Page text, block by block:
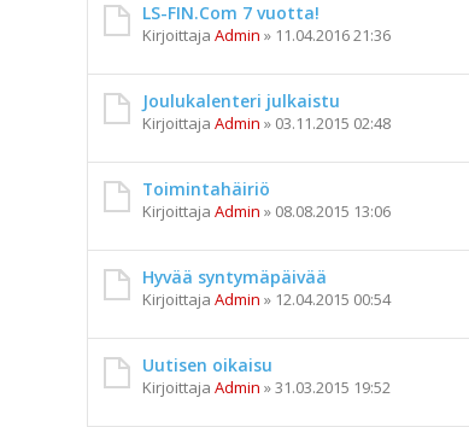
LS-FIN.Com 7 vuotta!
Kirjoittaja Admin » 11.04.2016 21:36
Joulukalenteri julkaistu
Kirjoittaja Admin » 03.11.2015 02:48
Toimintahäiriö
Kirjoittaja Admin » 08.08.2015 13:06
Hyvää syntymäpäivää
Kirjoittaja Admin » 12.04.2015 00:54
Uutisen oikaisu
Kirjoittaja Admin »31.03.2015 19:52